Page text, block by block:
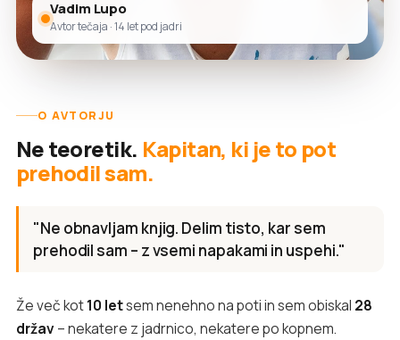
Vadim Lupo
Avtor tečaja · 14 let pod jadri
O AVTORJU
Ne teoretik. Kapitan, ki je to pot
prehodil sam.
"Ne obnavljam knjig. Delim tisto, kar sem
prehodil sam – z vsemi napakami in uspehi."
Že več kot10 letsem nenehno na poti in sem obiskal 28
držav– nekatere z jadrnico, nekatere po kopnem.